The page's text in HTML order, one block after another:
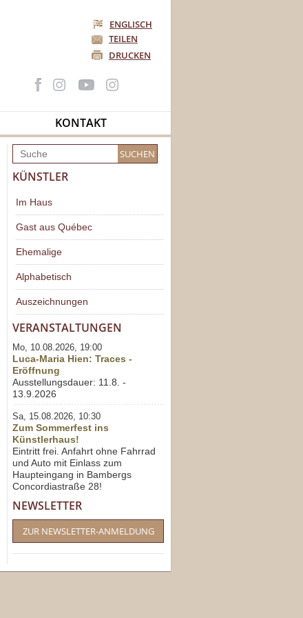
ENGLISCH
TEILEN
DRUCKEN
KONTAKT
KÜNSTLER
Im Haus
Gast aus Québec
Ehemalige
Alphabetisch
Auszeichnungen
VERANSTALTUNGEN
Mo, 10.08.2026, 19:00
Luca-Maria Hien: Traces -
Eröffnung
Ausstellungsdauer: 11.8. -
13.9.2026
Sa, 15.08.2026, 10:30
Zum Sommerfest ins
Künstlerhaus!
Eintritt frei. Anfahrt ohne Fahrrad
und Auto mit Einlass zum
Haupteingang in Bambergs
Concordiastraße 28!
NEWSLETTER
ZUR NEWSLETTER-ANMELDUNG